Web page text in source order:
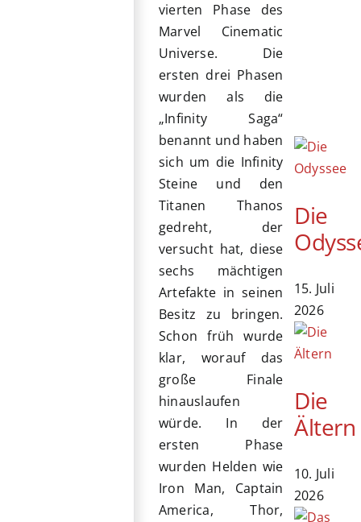
vierten Phase des
Marvel Cinematic
Universe. Die
ersten drei Phasen
wurden als die
„Infinity Saga“
benannt und haben
sich um die Infinity
Steine und den
Titanen Thanos
gedreht, der
versucht hat, diese
sechs mächtigen
Artefakte in seinen
Besitz zu bringen.
Schon früh wurde
klar, worauf das
große Finale
hinauslaufen
würde. In der
ersten Phase
wurden Helden wie
Iron Man, Captain
America, Thor,
Die
15. Juli
2026
Die
Ältern
10. Juli
2026